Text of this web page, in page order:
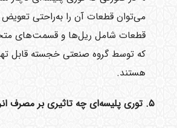
می‌توان قطعات آن را به‌راحتی
قطعات شامل ریل‌ها و قسمت‌های
که توسط گروه صنعتی خجسته قابل
هستند.
۵. توری پلیسه‌ای چه تاثیری بر مصرف انرژی دارد؟